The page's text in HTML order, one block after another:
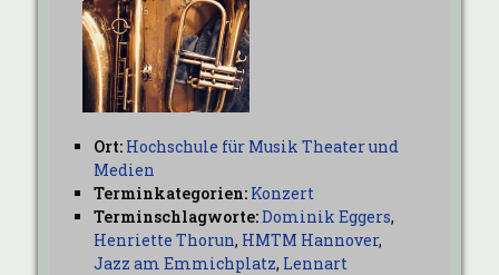
Ort: Hochschule für Musik Theater und
Medien
Terminkategorien: Konzert
Terminschlagworte:Dominik Eggers,
Henriette Thorun, HMTM Hannover,
Jazz am Emmichplatz, Lennart